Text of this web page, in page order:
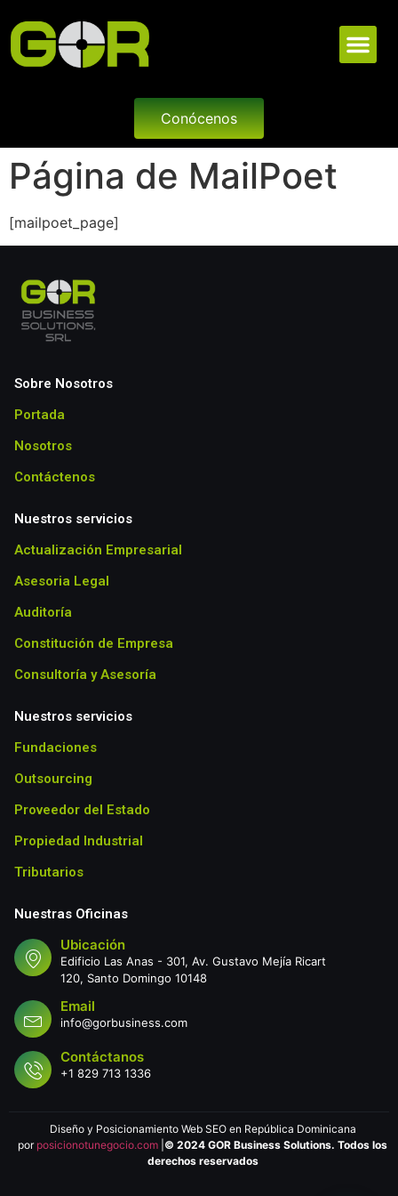
Conócenos
Página de MailPoet
[mailpoet_page]
Sobre Nosotros
Portada
Nosotros
Contáctenos
Nuestros servicios
Actualización Empresarial
Asesoria Legal
Auditoría
Constitución de Empresa
Consultoría y Asesoría
Nuestros servicios
Fundaciones
Outsourcing
Proveedor del Estado
Propiedad Industrial
Tributarios
Nuestras Oficinas
Ubicación
Edificio Las Anas - 301, Av. Gustavo Mejía Ricart
120, Santo Domingo 10148
Email
info@gorbusiness.com
Contáctanos
+1 829 713 1336
Diseño y Posicionamiento Web SEO en República Dominicana
por posicionotunegocio.com © 2024 GOR Business Solutions. Todos los
derechos reservados